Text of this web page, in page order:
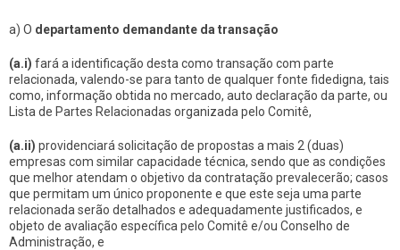
a) O departamento demandante da transação
(a.i) fará a identificação desta como transação com parte
relacionada, valendo-se para tanto de qualquer fonte fidedigna, tais
como, informação obtida no mercado, auto declaração da parte, ou
Lista de Partes Relacionadas organizada pelo Comitê,
(a.ii) providenciará solicitação de propostas a mais 2 (duas)
empresas com similar capacidade técnica, sendo que as condições
que melhor atendam o objetivo da contratação prevalecerão; casos
que permitam um único proponente e que este seja uma parte
relacionada serão detalhados e adequadamente justificados, e
objeto de avaliação específica pelo Comitê e/ou Conselho de
Administração, e